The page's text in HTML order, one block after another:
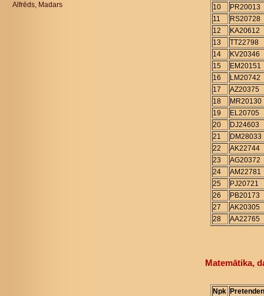
Alfrēds, Madars
10
PR20013
11
RS20728
12
KA20612
13
TT22798
14
KV20346
15
EM20151
16
LM20742
17
AZ20375
18
MR20130
19
EL20705
20
DJ24603
21
DM28033
22
AK22744
23
AG20372
24
AM22781
25
PJ20721
26
PB20173
27
AK20305
28
AA22765
Matemātika,
Npk